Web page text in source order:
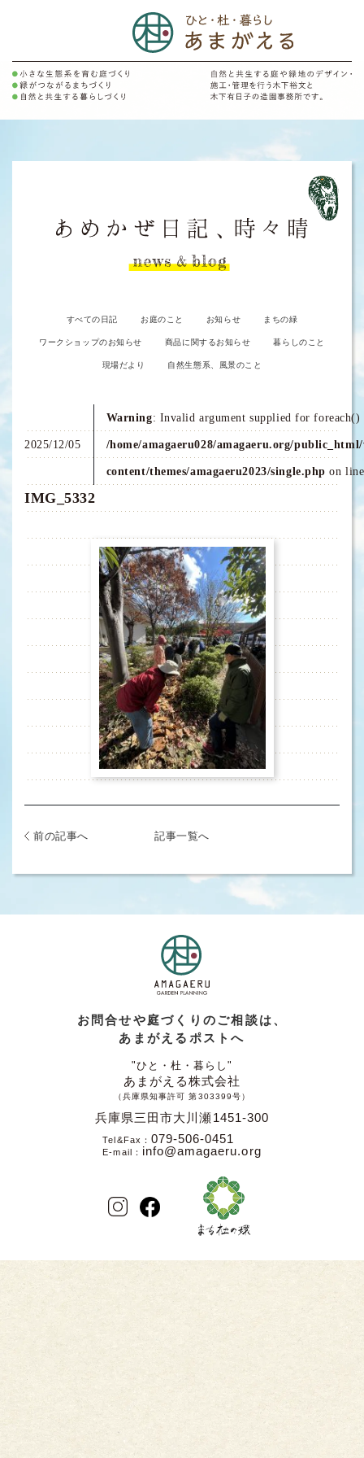
すべての日記 お庭のこと お知らせ まちの緑
ワークショップのお知らせ 商品に関するお知らせ 暮らしのこと
現場だより 自然生態系、風景のこと
2025/12/05
Warning: Invalid argument supplied for foreach()
/home/amagaeru028/amagaeru.org/
content/themes/amagaeru2023/single.php on
IMG_5332
前の記事へ 記事一覧へ
お問合せや庭づくりのご相談は、
あまがえるポストへ
"ひと・杜・暮らし"
あまがえる株式会社
（兵庫県知事許可 第303399号）
兵庫県三田市大川瀬1451-300
Tel&Fax 079-506-0451
E-mail info@amagaeru.org